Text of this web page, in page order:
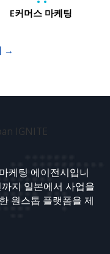
E커머스 마케팅
→
케팅 에이전시입니
지 일본에서 사업을
원스톱 플랫폼을 제